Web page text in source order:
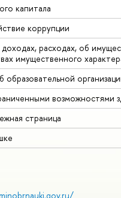
капитала
коррупции
расходах, об
имущественного
образовательной
возможностями
страница